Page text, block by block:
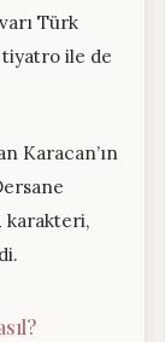
Türk
ile de
Karacan’ın
karakteri,